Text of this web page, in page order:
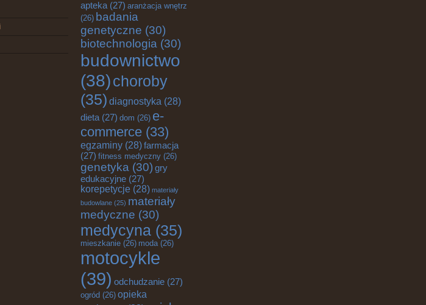
apteka (27) aranżacja wnętrz
(26) badania
genetyczne (30)
biotechnologia (30)
budownictwo
(38)choroby
(35) diagnostyka (28)
dieta (27) dom (26) e-
commerce (33)
egzaminy (28)farmacja
(27) fitness medyczny (26)
genetyka (30) gry
edukacyjne (27)
korepetycje (28) materiały
budowlane (25) materiały
medyczne (30)
medycyna (35)
mieszkanie (26) moda(26)
motocykle
(39) odchudzanie (27)
ogród (26) opieka